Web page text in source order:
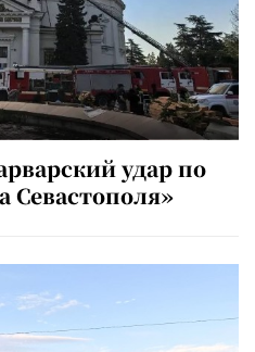
удар по
Севастополя»